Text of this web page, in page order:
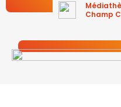
Champ